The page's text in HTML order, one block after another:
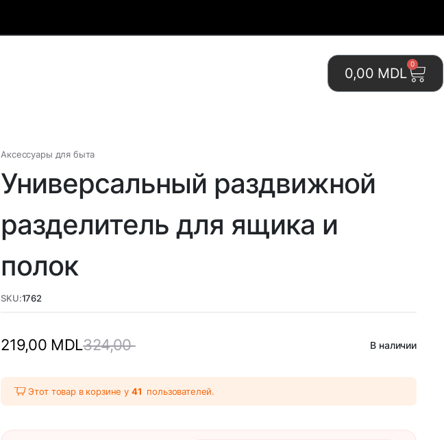
0,00 MDL
0
Аксессуары для быта
Универсальный раздвижной
разделитель для ящика и
полок
SKU:1762
324,00
219,00 MDL В наличии
Этот товар в корзине у 41 пользователей.